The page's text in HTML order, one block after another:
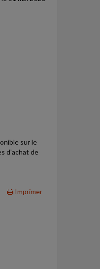
sur le
d'achat de
Imprimer